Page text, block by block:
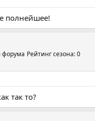
полнейшее!
форума Рейтинг сезона: 0
так то?